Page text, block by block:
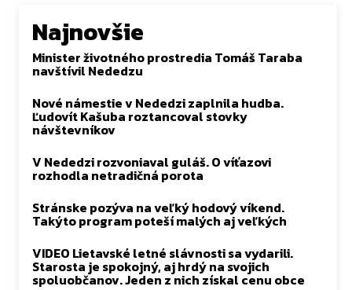
Najnovšie
Minister životného prostredia Tomáš Taraba
navštívil Nededzu
Nové námestie v Nededzi zaplnila hudba.
Ľudovít Kašuba roztancoval stovky
návštevníkov
V Nededzi rozvoniaval guláš. O víťazovi
rozhodla netradičná porota
Stránske pozýva na veľký hodový víkend.
Takýto program poteší malých aj veľkých
VIDEO Lietavské letné slávnosti sa vydarili.
Starosta je spokojný, aj hrdý na svojich
spoluobčanov. Jeden z nich získal cenu obce